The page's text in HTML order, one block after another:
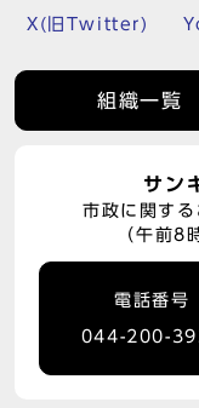
X(旧Twitter)
組織一覧
サン
市政に関す
（午前8
電話番号
044-200-